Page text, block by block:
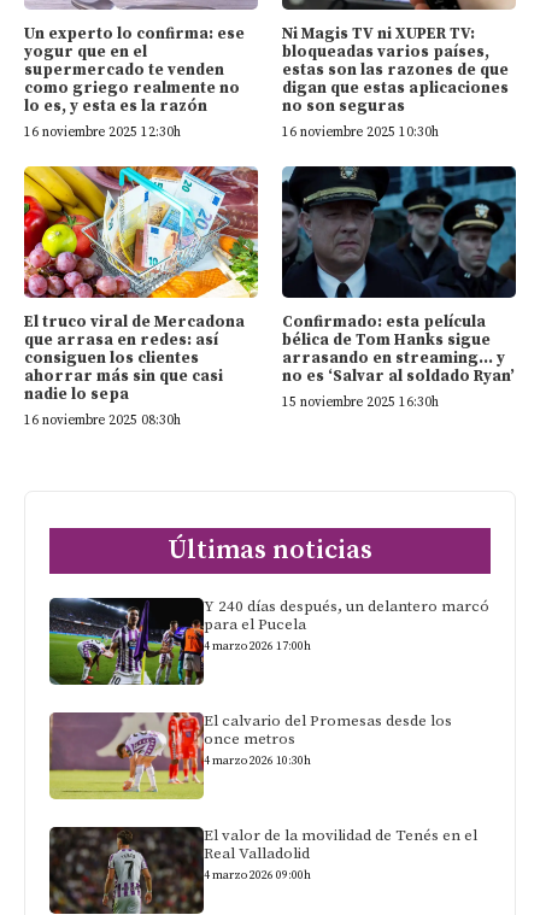
Un experto lo confirma: ese
yogur que en el
supermercado te venden
como griego realmente no
lo es, y esta es la razón
16 noviembre 2025 12:30h
Ni Magis TV ni XUPER TV:
bloqueadas varios países,
estas son las razones de que
digan que estas aplicaciones
no son seguras
16 noviembre 2025 10:30h
El truco viral de Mercadona
que arrasa en redes: así
consiguen los clientes
ahorrar más sin que casi
nadie lo sepa
16 noviembre 2025 08:30h
Confirmado: esta película
bélica de Tom Hanks sigue
arrasando en streaming… y
no es ‘Salvar al soldado Ryan’
15 noviembre 2025 16:30h
Últimas noticias
Y 240 días después, un delantero marcó
para el Pucela
4 marzo 2026 17:00h
El calvario del Promesas desde los
once metros
4 marzo 2026 10:30h
El valor de la movilidad de Tenés en el
Real Valladolid
4 marzo 2026 09:00h